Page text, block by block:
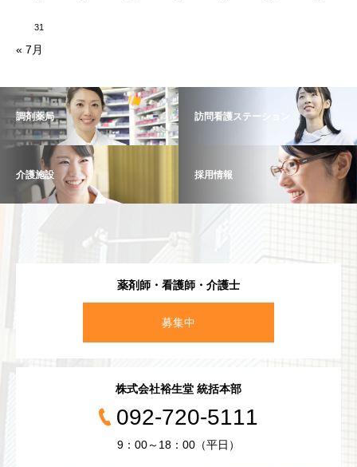
31
« 7月
調剤薬局 訪問看護ステーション
介護施設 採用情報
薬剤師・看護師・介護士
募集中
株式会社裕生堂 統括本部
092-720-5111
9：00～18：00（平日）